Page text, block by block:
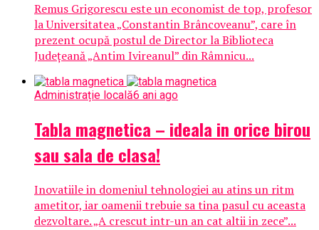
Remus Grigorescu este un economist de top, profesor
la Universitatea „Constantin Brâncoveanu”, care în
prezent ocupă postul de Director la Biblioteca
Judeţeană „Antim Ivireanul” din Râmnicu...
Administrație locală6 ani ago
Tabla magnetica – ideala in orice birou
sau sala de clasa!
Inovatiile in domeniul tehnologiei au atins un ritm
ametitor, iar oamenii trebuie sa tina pasul cu aceasta
dezvoltare. „A crescut intr-un an cat altii in zece”...